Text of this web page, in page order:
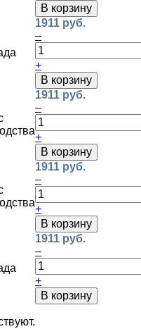
В корзину
1911 руб.
–
+
В корзину
1911 руб.
–
+
В корзину
1911 руб.
–
+
В корзину
1911 руб.
–
+
В корзину